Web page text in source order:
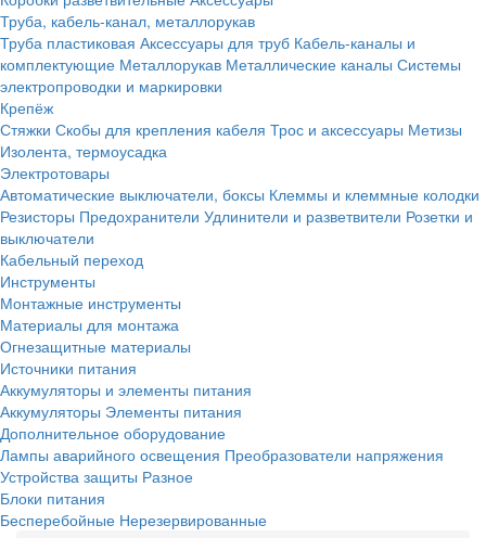
Труба, кабель-канал, металлорукав
Труба пластиковая Аксессуары для труб Кабель-каналы и
комплектующие Металлорукав Металлические каналы Системы
электропроводки и маркировки
Крепёж
Стяжки Скобы для крепления кабеля Трос и аксессуары Метизы
Изолента, термоусадка
Электротовары
Автоматические выключатели, боксы Клеммы и клеммные колодки
Резисторы Предохранители Удлинители и разветвители Розетки и
выключатели
Кабельный переход
Инструменты
Монтажные инструменты
Материалы для монтажа
Огнезащитные материалы
Источники питания
Аккумуляторы и элементы питания
Аккумуляторы Элементы питания
Дополнительное оборудование
Лампы аварийного освещения Преобразователи напряжения
Устройства защиты Разное
Блоки питания
Бесперебойные Нерезервированные